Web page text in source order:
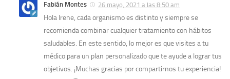
Fabián Montes 26 mayo, 2021 a las 8:50 am
Hola Irene, cada organismo es distinto y siempre se
recomienda combinar cualquier tratamiento con hábitos
saludables. En este sentido, lo mejor es que visites a tu
médico para un plan personalizado que te ayude a lograr tus
objetivos. ¡Muchas gracias por compartirnos tu experiencia!